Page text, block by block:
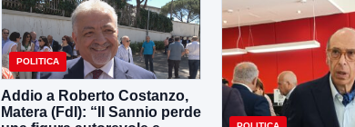
POLITICA
Addio a Roberto Costanzo,
Matera (FdI): “Il Sannio perde